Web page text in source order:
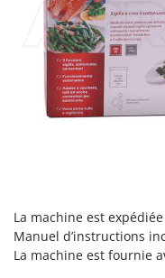
Trancheuses
Trancheuses de sol
Transpalettes
Treuils de
Tronçonneuses
LAR Casalinghi
Lavor
Linea VZ
Lisam
Lotusgrill
Macte Ovens
Makita
La machine est
Manuel d’instructions
La machine est fournie